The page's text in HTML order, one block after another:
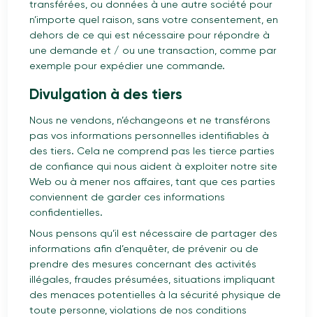
transférées, ou données à une autre société pour
n’importe quel raison, sans votre consentement, en
dehors de ce qui est nécessaire pour répondre à
une demande et / ou une transaction, comme par
exemple pour expédier une commande.
Divulgation à des tiers
Nous ne vendons, n’échangeons et ne transférons
pas vos informations personnelles identifiables à
des tiers. Cela ne comprend pas les tierce parties
de confiance qui nous aident à exploiter notre site
Web ou à mener nos affaires, tant que ces parties
conviennent de garder ces informations
confidentielles.
Nous pensons qu’il est nécessaire de partager des
informations afin d’enquêter, de prévenir ou de
prendre des mesures concernant des activités
illégales, fraudes présumées, situations impliquant
des menaces potentielles à la sécurité physique de
toute personne, violations de nos conditions